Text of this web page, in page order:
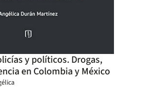
y políticos. Drogas,
en Colombia y México